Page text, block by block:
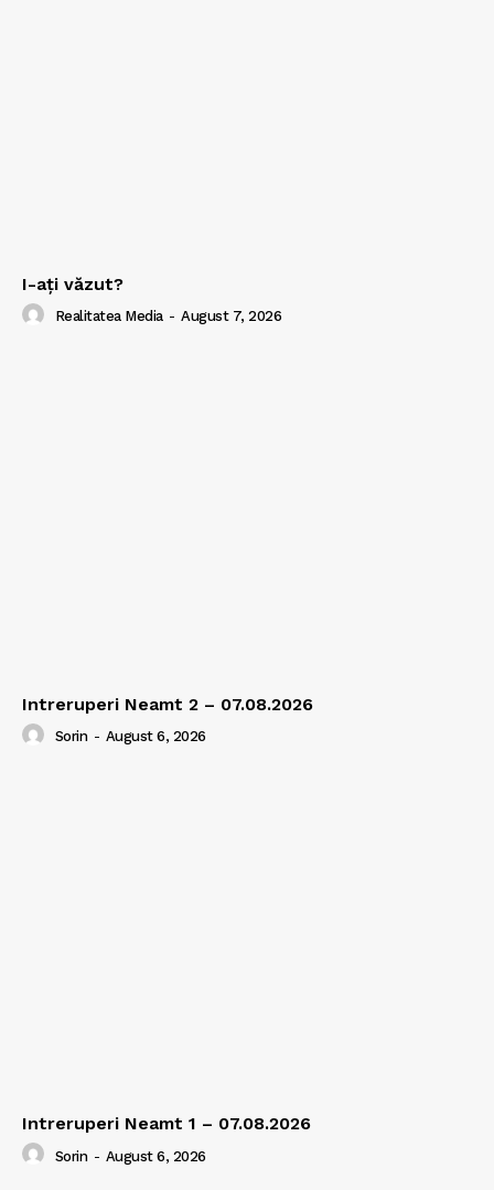
I-aţi văzut?
Realitatea Media - August 7, 2026
Intreruperi Neamt 2 – 07.08.2026
Sorin - August 6, 2026
Intreruperi Neamt 1 – 07.08.2026
Sorin - August 6, 2026